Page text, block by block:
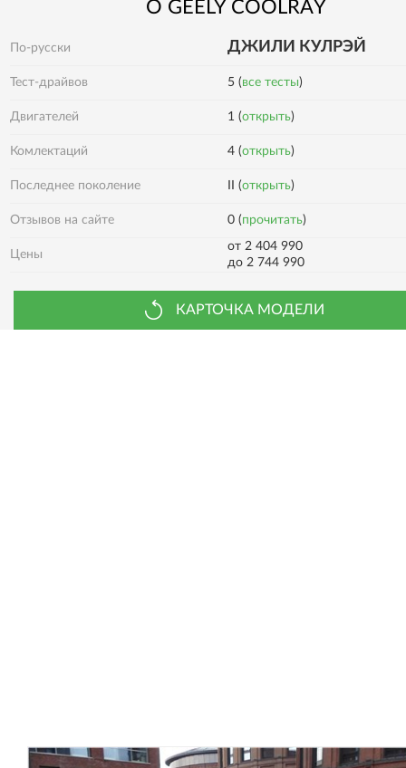
О GEELY COOLRAY
По-русски ДЖИЛИ КУЛРЭЙ
Тест-драйвов 5 (все тесты)
Двигателей 1 (открыть)
Комлектаций 4 (открыть)
Последнее поколение II (открыть)
Отзывов на сайте 0 (прочитать)
Цены
от 2 404 990
до 2 744 990
КАРТОЧКА МОДЕЛИ